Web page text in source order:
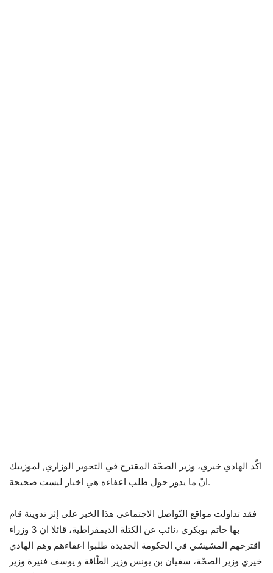
اكّد الهادي خيري، وزير الصحّة المقترح في التحوير الوزاري, لموزييك
انّ ما يدور حول طلب اعفاءه هي اخبار ليست صحيحة.
فقد تداولت مواقع التّواصل الاجتماعي هذا الخبر على إثر تدوينة قام
بها حاتم بوبكري ،نائب عن الكتلة الديمقراطية، قائلا ان 3 وزراء
اقترحهم المشيشي في الحكومة الجديدة طلبوا اعفاءهم وهم الهادي
خيري وزير الصحّة، سفيان بن يونس وزير الطّاقة و يوسف فنيرة وزير